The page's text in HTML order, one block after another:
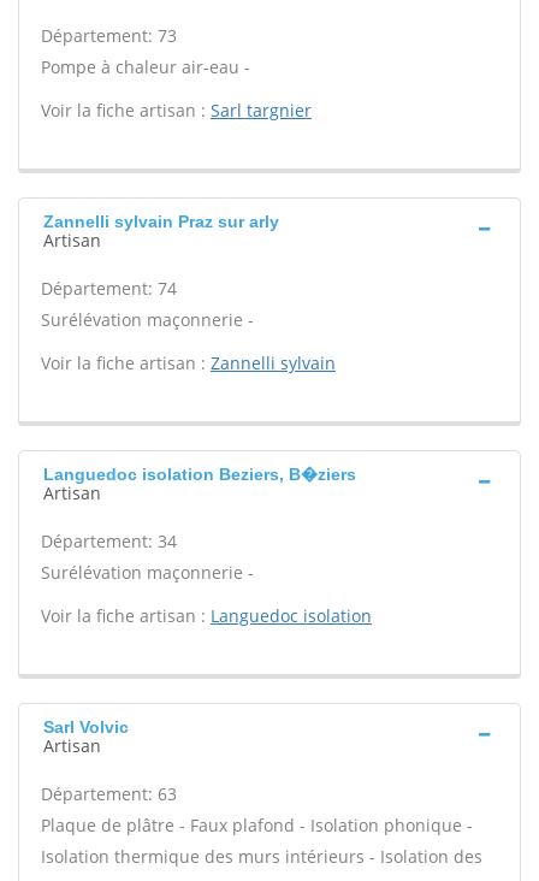
Département: 73
Pompe à chaleur air-eau -
Voir la fiche artisan : Sarl targnier
Zannelli sylvain Praz sur arly
Artisan
Département: 74
Surélévation maçonnerie -
Voir la fiche artisan : Zannelli sylvain
Languedoc isolation Beziers, B�ziers
Artisan
Département: 34
Surélévation maçonnerie -
Voir la fiche artisan : Languedoc isolation
Sarl Volvic
Artisan
Département: 63
Plaque de plâtre - Faux plafond - Isolation phonique -
Isolation thermique des murs intérieurs - Isolation des